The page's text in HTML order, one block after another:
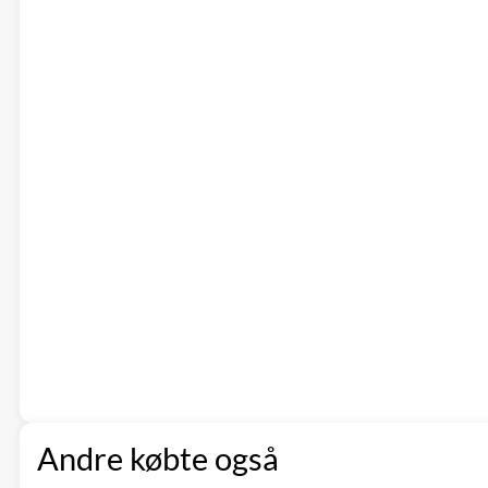
Andre købte også